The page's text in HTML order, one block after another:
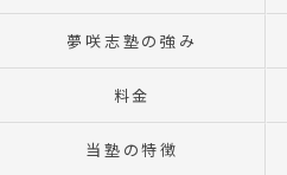
夢咲志塾の強み
料金
当塾の特徴